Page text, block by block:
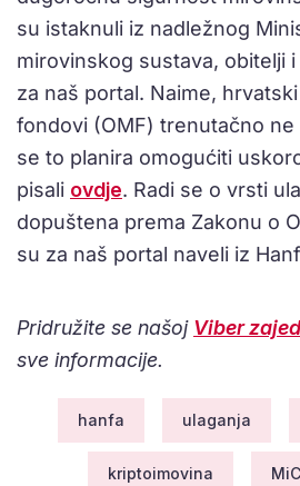
su istaknuli iz nadležnog
mirovinskog sustava, obitelji
za naš portal. Naime,
fondovi (OMF) trenutačno
se to planira omogućiti
pisali ovdje. Radi se o vrsti
dopuštena prema Zakonu o
su za naš portal naveli iz
Pridružite se našoj Viber
sve informacije.
hanfa ulaganja
kriptoimovina